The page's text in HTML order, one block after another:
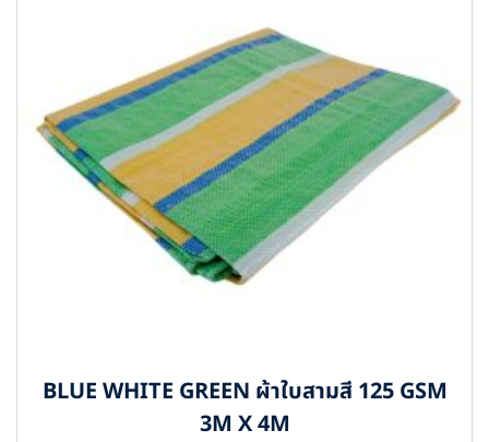
BLUE WHITE GREEN ผ้าใบสามสี 125 GSM
3M X 4M